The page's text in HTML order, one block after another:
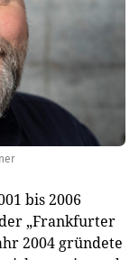
bis 2006
„Frankfurter
2004 gründete